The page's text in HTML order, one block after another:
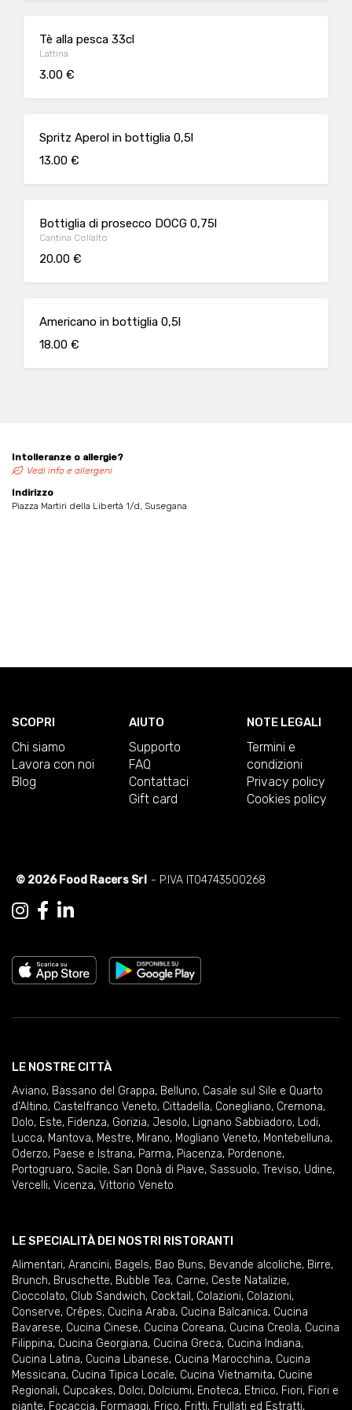
Tè alla pesca 33cl
Lattina
3.00 €
Spritz Aperol in bottiglia 0,5l
13.00 €
Bottiglia di prosecco DOCG 0,75l
Cantina Collalto
20.00 €
Americano in bottiglia 0,5l
18.00 €
Intolleranze o allergie?
Vedi info e allergeni
Indirizzo
Piazza Martiri della Libertà 1/d, Susegana
SCOPRI
Chi siamo
Lavora con noi
Blog
AIUTO
Supporto
FAQ
Contattaci
Gift card
NOTE LEGALI
Termini e
condizioni
Privacy policy
Cookies policy
© 2026 Food Racers Srl - P.IVA IT04743500268
LE NOSTRE CITTÀ
Aviano, Bassano del Grappa, Belluno, Casale sul Sile e Quarto
d'Altino, Castelfranco Veneto, Cittadella, Conegliano, Cremona,
Dolo, Este, Fidenza, Gorizia, Jesolo, Lignano Sabbiadoro, Lodi,
Lucca, Mantova, Mestre, Mirano, Mogliano Veneto, Montebelluna,
Oderzo, Paese e Istrana, Parma, Piacenza, Pordenone,
Portogruaro, Sacile, San Donà di Piave, Sassuolo, Treviso, Udine,
Vercelli, Vicenza, Vittorio Veneto
LE SPECIALITÀ DEI NOSTRI RISTORANTI
Alimentari, Arancini, Bagels, Bao Buns, Bevande alcoliche, Birre,
Brunch, Bruschette, Bubble Tea, Carne, Ceste Natalizie,
Cioccolato, Club Sandwich, Cocktail , Colazioni, Colazioni,
Conserve, Crêpes, Cucina Araba, Cucina Balcanica, Cucina
Bavarese, Cucina Cinese, Cucina Coreana, Cucina Creola, Cucina
Filippina, Cucina Georgiana, Cucina Greca, Cucina Indiana,
Cucina Latina, Cucina Libanese, Cucina Marocchina, Cucina
Messicana, Cucina Tipica Locale, Cucina Vietnamita, Cucine
Regionali, Cupcakes, Dolci, Dolciumi, Enoteca, Etnico, Fiori, Fiori e
piante, Focaccia, Formaggi, Frico, Fritti, Frullati ed Estratti,